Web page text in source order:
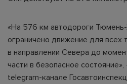
«На 576 км автодороги
ограничено движение для всех
в направлении Севера до
части в безопасное
telegram-канале